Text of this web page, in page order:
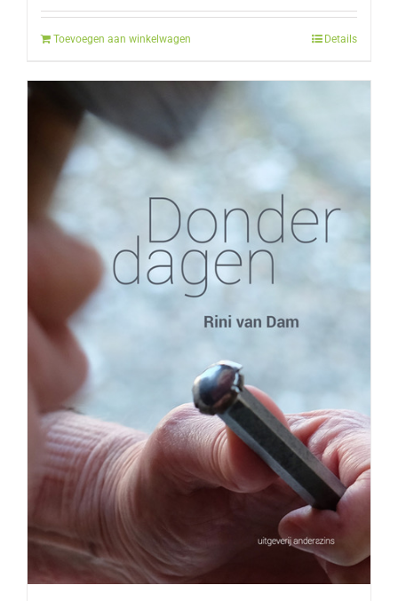
Toevoegen aan winkelwagen Details